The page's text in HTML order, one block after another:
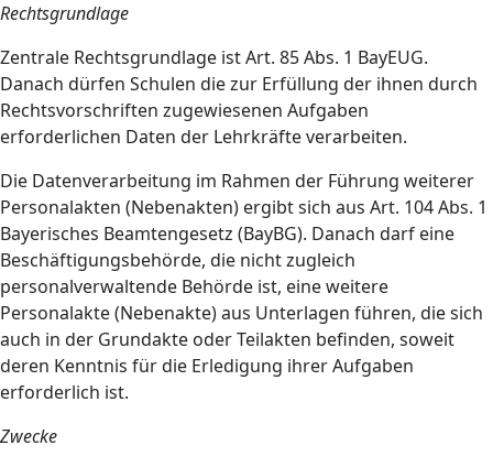
Rechtsgrundlage
Zentrale Rechtsgrundlage ist Art. 85 Abs. 1 BayEUG.
Danach dürfen Schulen die zur Erfüllung der ihnen durch
Rechtsvorschriften zugewiesenen Aufgaben
erforderlichen Daten der Lehrkräfte verarbeiten.
Die Datenverarbeitung im Rahmen der Führung weiterer
Personalakten (Nebenakten) ergibt sich aus Art. 104 Abs. 1
Bayerisches Beamtengesetz (BayBG). Danach darf eine
Beschäftigungsbehörde, die nicht zugleich
personalverwaltende Behörde ist, eine weitere
Personalakte (Nebenakte) aus Unterlagen führen, die sich
auch in der Grundakte oder Teilakten befinden, soweit
deren Kenntnis für die Erledigung ihrer Aufgaben
erforderlich ist.
Zwecke